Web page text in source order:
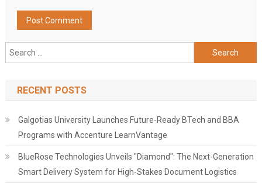
Search
for:
RECENT POSTS
Galgotias University Launches Future-Ready BTech and BBA
Programs with Accenture LearnVantage
BlueRose Technologies Unveils "Diamond": The Next-Generation
Smart Delivery System for High-Stakes Document Logistics